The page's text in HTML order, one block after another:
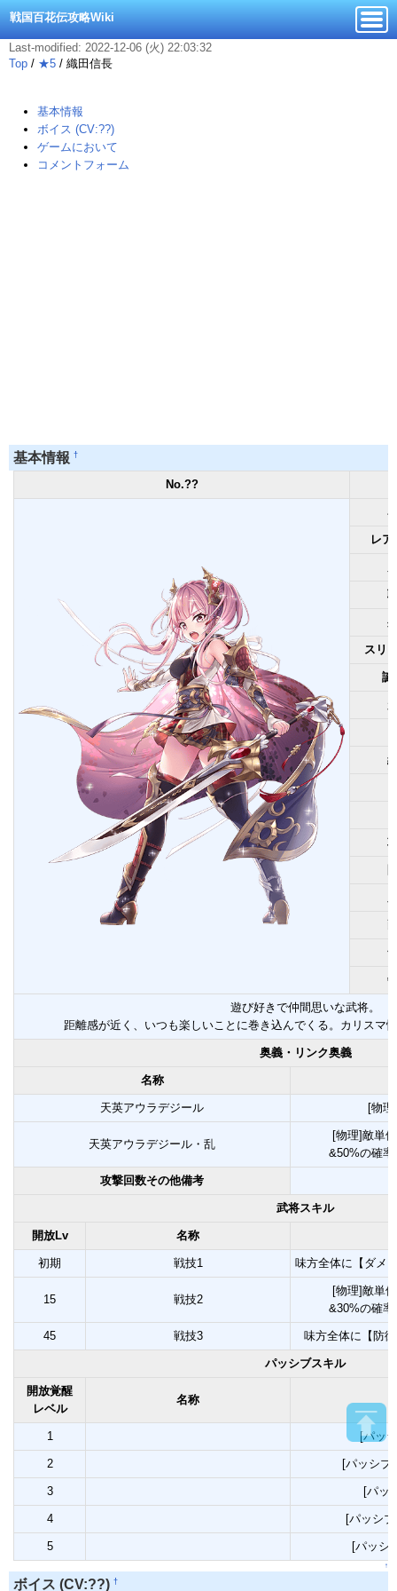
戦国百花伝攻略Wiki
Last-modified: 2022-12-06 (火) 22:03:32
Top / ★5 / 織田信長
基本情報
ボイス (CV:??)
ゲームにおいて
コメントフォーム
基本情報 †
No.??
レア
スリ
誕
遊び好きで仲間思いな武将。
距離感が近く、いつも楽しいことに巻き込んでくる。カリスマ
奥義・リンク奥義
名称
天英アウラデジール [物
天英アウラデジール・乱
[物理]敵単
&50%の確
攻撃回数その他備考
武将スキル
開放Lv 名称
初期 戦技1 味方全体に【ダメ
15 戦技2
[物理]敵単
&30%の確
45 戦技3 味方全体に【防
パッシブスキル
開放覚醒
レベル
名称
1 [パッ
2 [パッシブ
3 [パッ
4 [パッシ
5 [パッシ
↑
ボイス (CV:??) †